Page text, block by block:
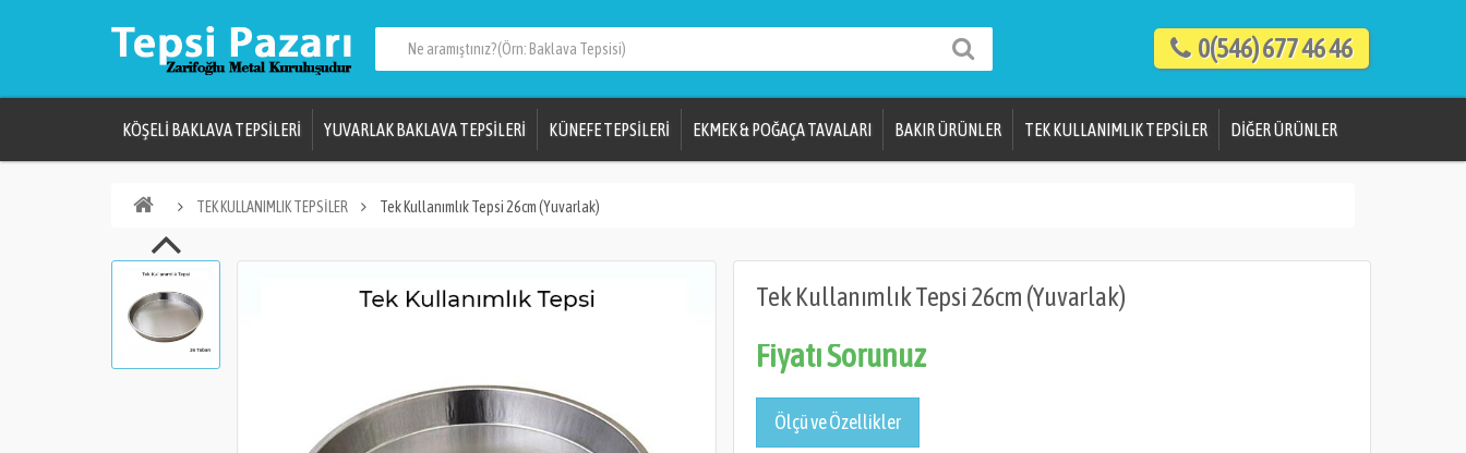
0(546) 677 46 46
KÖŞELİ BAKLAVA TEPSİLERİ YUVARLAK BAKLAVA TEPSİLERİ KÜNEFE TEPSİLERİ EKMEK & POĞAÇA TAVALARI BAKIR ÜRÜNLER TEK KULLANIMLIK TEPSİLER DİĞER ÜRÜNLER
TEK KULLANIMLIK TEPSİLER Tek Kullanımlık Tepsi 26cm (Yuvarlak)
Tek Kullanımlık Tepsi 26cm (Yuvarlak)
Fiyatı Sorunuz
Ölçü ve Özellikler